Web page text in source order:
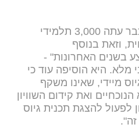
היועמ"שית דרשה "לגייס כבר עתה 3,000 תלמידי
וזאת בנוסף
בשנים האחרונות" -
מלא. היא הוסיפה עוד כי
מיידי, שאינו משקף
ואת קידום השוויון
לפעול להצגת תכנית גיוס